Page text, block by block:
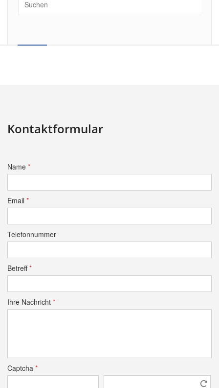
Kontaktformular
Name *
Email *
Telefonnummer
Betreff*
Ihre Nachricht *
Captcha *